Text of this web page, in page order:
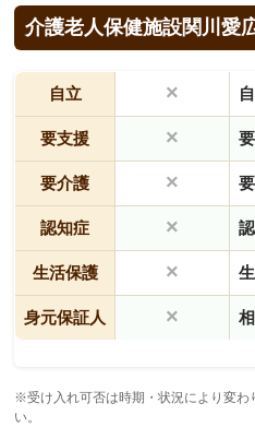
介護老人保健施設関川愛
自立 ×
要支援 ×
要介護 ×
認知症 ×
生活保護 ×
身元保証人 ×
※受け入れ可否は時期・状況により変わ
い。